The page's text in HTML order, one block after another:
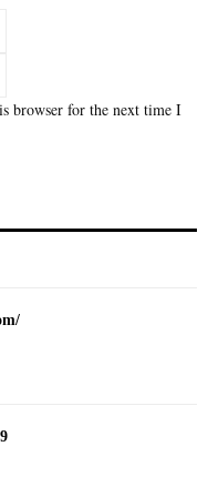
browser for the next time I